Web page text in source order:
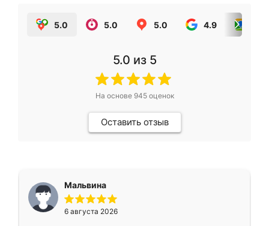
5.0 5.0 5.0 4.9
5.0 из 5
На основе 945оценок
Оставить отзыв
Мальвина
6 августа 2026